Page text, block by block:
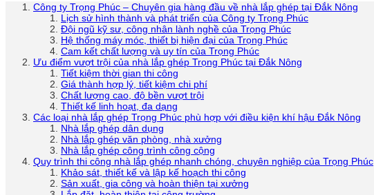
Công ty Trọng Phúc – Chuyên gia hàng đầu về nhà lắp ghép tại Đắk Nông
Lịch sử hình thành và phát triển của Công ty Trọng Phúc
Đội ngũ kỹ sư, công nhân lành nghề của Trọng Phúc
Hệ thống máy móc, thiết bị hiện đại của Trọng Phúc
Cam kết chất lượng và uy tín của Trọng Phúc
Ưu điểm vượt trội của nhà lắp ghép Trọng Phúc tại Đắk Nông
Tiết kiệm thời gian thi công
Giá thành hợp lý, tiết kiệm chi phí
Chất lượng cao, độ bền vượt trội
Thiết kế linh hoạt, đa dạng
Các loại nhà lắp ghép Trọng Phúc phù hợp với điều kiện khí hậu Đắk Nông
Nhà lắp ghép dân dụng
Nhà lắp ghép văn phòng, nhà xưởng
Nhà lắp ghép công trình công cộng
Quy trình thi công nhà lắp ghép nhanh chóng, chuyên nghiệp của Trọng Phúc
Khảo sát, thiết kế và lập kế hoạch thi công
Sản xuất, gia công và hoàn thiện tại xưởng